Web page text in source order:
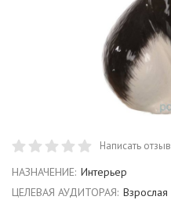
Написать отзыв
НАЗНАЧЕНИЕ: Интерьер
ЦЕЛЕВАЯ АУДИТОРАЯ: Взрослая